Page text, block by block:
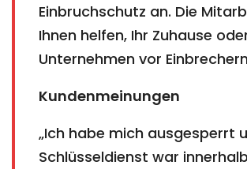
Einbruchschutz an. Die
Ihnen helfen, Ihr Zuhause
Unternehmen vor
Kundenmeinungen
„Ich habe mich ausgesperrt
Schlüsseldienst war